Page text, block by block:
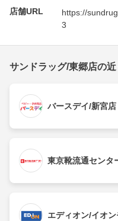
店舗URL
https://
3
サンドラッグ/東郷店の
バースデイ/新宮店
東京靴流通センタ
エディオン/イオ